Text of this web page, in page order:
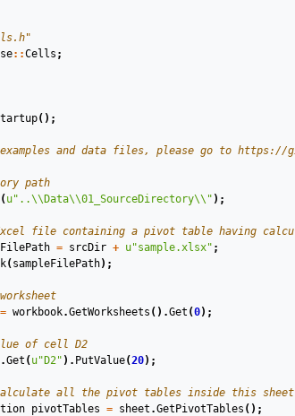
::Cells ;
();
and data files, please go to https://
path
( u"..\\ Data\\01_SourceDirectory\\ " ) ;
file containing a pivot table having
= srcDir + u"sample.xlsx" ;
( sampleFilePath) ;
= workbook.GetWorksheets ().Get (0);
of cell D2
Get ( u"D2" ). PutValue(20);
all the pivot tables inside this sheet
pivotTables = sheet .GetPivotTables ();